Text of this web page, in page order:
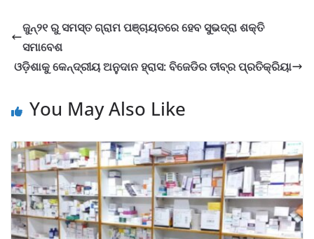
ଜୁନ୍୨୧ ରୁ ସମସ୍ତ ଗ୍ରାମ ପଞ୍ଚାୟତରେ ହେବ ସୁଭଦ୍ରା ଶକ୍ତି
ସମାବେଶ
ଓଡ଼ିଶାକୁ କେନ୍ଦ୍ରୀୟ ଅନୁଦାନ ହ୍ରାସ: ବିଜେଡିର ତୀବ୍ର ପ୍ରତିକ୍ରିୟା
You May Also Like